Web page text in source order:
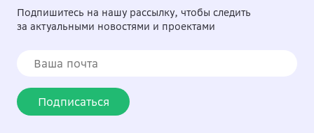
Подпишитесь на нашу рассылку, чтобы следить
за актуальными новостями и проектами
Подписаться